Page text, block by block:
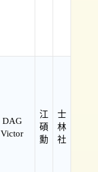
DAG
Victor
江
碩
勳
士
林
社